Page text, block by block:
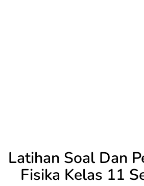
Latihan Soal Dan
Fisika Kelas 11